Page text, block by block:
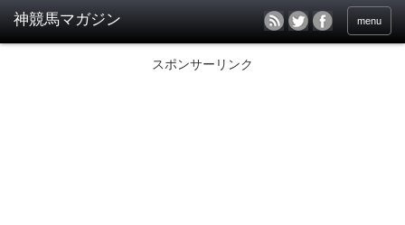
menu
スポンサーリンク